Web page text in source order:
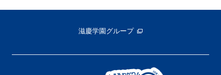
滋慶学園グループ